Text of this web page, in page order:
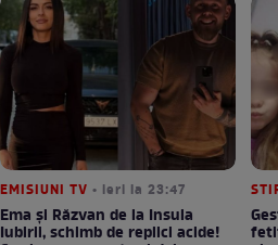
EMISIUNI TV • ieri la 23:47
Ema și Răzvan de la Insula
Iubirii, schimb de replici acide!